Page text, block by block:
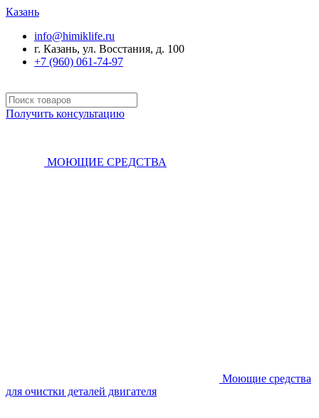
Казань
info@himiklife.ru
г. Казань, ул. Восстания, д. 100
+7 (960) 061-74-97
Получить консультацию
МОЮЩИЕ СРЕДСТВА
Моющие средства
для очистки деталей двигателя